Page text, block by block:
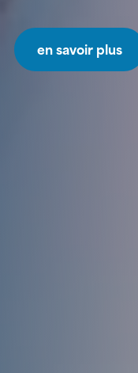
en savoir plus